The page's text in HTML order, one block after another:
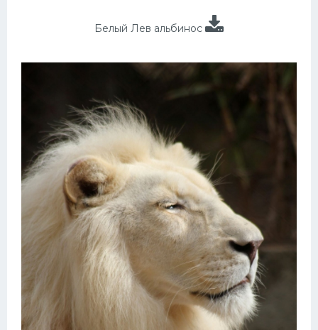
Белый Лев альбинос